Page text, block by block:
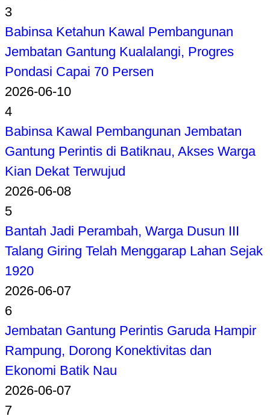
3
Babinsa Ketahun Kawal Pembangunan
Jembatan Gantung Kualalangi, Progres
Pondasi Capai 70 Persen
2026-06-10
4
Babinsa Kawal Pembangunan Jembatan
Gantung Perintis di Batiknau, Akses Warga
Kian Dekat Terwujud
2026-06-08
5
Bantah Jadi Perambah, Warga Dusun III
Talang Giring Telah Menggarap Lahan Sejak
1920
2026-06-07
6
Jembatan Gantung Perintis Garuda Hampir
Rampung, Dorong Konektivitas dan
Ekonomi Batik Nau
2026-06-07
7